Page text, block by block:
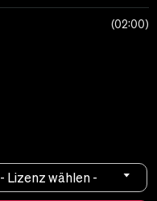
02:00
- Lizenz wählen -